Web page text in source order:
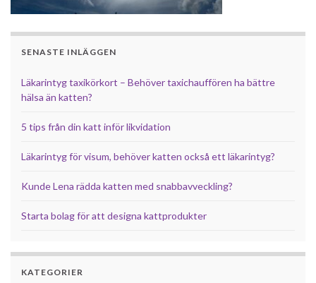
SENASTE INLÄGGEN
Läkarintyg taxikörkort – Behöver taxichauffören ha bättre
hälsa än katten?
5 tips från din katt inför likvidation
Läkarintyg för visum, behöver katten också ett läkarintyg?
Kunde Lena rädda katten med snabbavveckling?
Starta bolag för att designa kattprodukter
KATEGORIER